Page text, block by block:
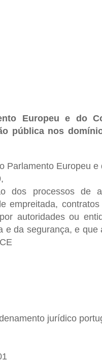
Europeu e do
pública nos
Parlamento Europeu e
dos processos de
empreitada,
autoridades ou
e da segurança, e que
jurídico